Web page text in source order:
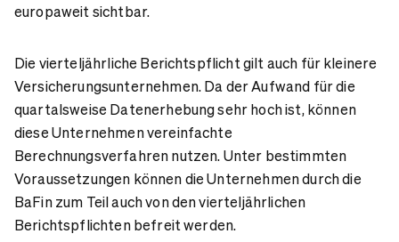
europaweit sichtbar.
Die vierteljährliche Berichtspflicht gilt auch für kleinere
Versicherungsunternehmen. Da der Aufwand für die
quartalsweise Datenerhebung sehr hoch ist, können
diese Unternehmen vereinfachte
Berechnungsverfahren nutzen. Unter bestimmten
Voraussetzungen können die Unternehmen durch die
BaFin zum Teil auch von den vierteljährlichen
Berichtspflichten befreit werden.